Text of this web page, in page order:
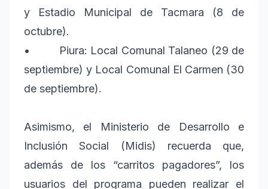
y Estadio Municipal de Tacmara (8 de
octubre).
• Piura: Local Comunal Talaneo (29 de
septiembre) y Local Comunal El Carmen (30
de septiembre).
Asimismo, el Ministerio de Desarrollo e
Inclusión Social (Midis) recuerda que,
además de los “carritos pagadores”, los
usuarios del programa pueden realizar el